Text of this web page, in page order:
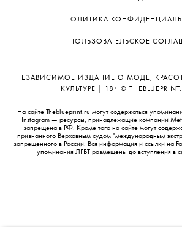
ПОЛИТИКА
ПОЛЬЗОВАТЕЛЬСКОЕ
НЕЗАВИСИМОЕ ИЗДАНИЕ О МОДЕ,
КУЛЬТУРЕ | 18+ ©
На сайте Theblueprint.ru могут содержаться
Instagram — ресурсы, принадлежащие компании
запрещена в РФ. Кроме того на сайте могут
признанного Верховным судом "международным
запрещенного в России. Вся информация и ссылки на
упоминания ЛГБТ размещены до вступления в